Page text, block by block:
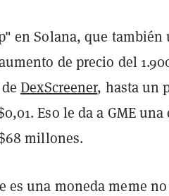
en Solana, que
de precio del
deDexScreener, hasta un
Eso le da a GME
millones.
es una moneda meme